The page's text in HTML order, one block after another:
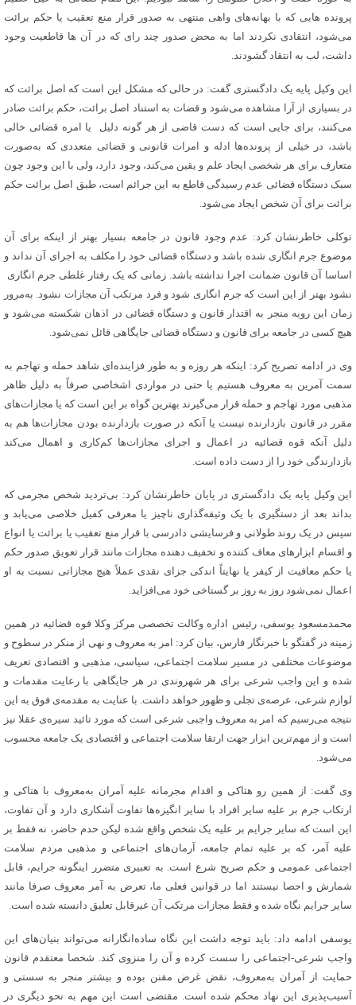
پرونده هایی که با بهانه‌های واهی منتهی به صدور قرار منع تعقیب یا حکم برائت
می‌شود، انتقادی نکردند اما به محض صدور چند رای که در آن ها قاطعیت وجود
داشت، لب به انتقاد گشودند.
این وکیل پایه یک دادگستری گفت: در حالی که مشکل این است که اصل برائت که
در بسیاری از آرا مشاهده می‌شود و قضات به استناد اصل برائت، حکم برائت صادر
می‌کنند، برای جایی است که دست قاضی از هر گونه دلیل یا امره قضائی خالی
باشد، در خیلی از پرونده‌ها ادله و امرات قانونی و قضائی متعددی که به‌صورت
متعارف برای هر شخصی ایجاد علم و یقین می‌کند، وجود دارد، ولی با این وجود چون
سبک دستگاه قضائی عدم رسیدگی قاطع به این جرائم است‌، طبق اصل برائت حکم
برائت برای آن شخص ایجاد می‌شود.
توکلی خاطرنشان کرد: عدم وجود قانون در جامعه بسیار بهتر از اینکه برای آن
موضوع جرم انگاری شده باشد و دستگاه قضائی خود را مکلف به اجرای آن نداند و
اساسا آن قانون ضمانت اجرا نداشته باشد. زمانی که یک رفتار غلطی جرم انگاری
نشود بهتر از این است که جرم انگاری شود و فرد مرتکب آن مجازات نشود. به‌مرور
زمان این رویه منجر به اقتدار قانون و دستگاه قضائی در اذهان شکسته می‌شود و
هیچ کسی در جامعه برای قانون و دستگاه قضائی جایگاهی قائل نمی‌شود.
وی در ادامه تصریح کرد: اینکه هر روزه و به طور فزاینده‌ای شاهد حمله و تهاجم به
سمت آمرین به معروف هستیم یا حتی در مواردی اشخاصی صرفاً به دلیل ظاهر
مذهبی مورد تهاجم و حمله قرار می‌گیرند بهترین گواه بر این است که یا مجازات‌های
مقرر در قانون بازدارنده نیست یا آنکه در صورت بازدارنده بودن مجازات‌ها هم به
دلیل آنکه قوه قضائیه در اعمال و اجرای مجازات‌ها کم‌کاری و اهمال می‌کند
بازدارندگی خود را از دست داده است.
این وکیل پایه یک دادگستری در پایان خاطرنشان کرد: بی‌تردید شخص مجرمی که
بداند بعد از دستگیری با یک وثیقه‌گذاری ناچیز یا معرفی کفیل خلاصی می‌یابد و
سپس در یک روند طولانی و فرسایشی دادرسی با قرار منع تعقیب یا برائت یا انواع
و اقسام ابزارهای معاف کننده و تخفیف دهنده مجازات مانند قرار تعویق صدور حکم
یا حکم معافیت از کیفر یا نهایتاً اندکی جزای نقدی عملاً هیچ مجازاتی نسبت به او
اعمال نمی‌شود روز به روز بر گستاخی خود می‌افزاید.
محمدمسعود یوسفی، رئیس اداره وکالت تخصصی مرکز وکلا قوه قضائیه در همین
زمینه در گفتگو با خبرنگار فارس، بیان کرد: امر به معروف و نهی از منکر در سطوح و
موضوعات مختلفی در مسیر سلامت اجتماعی، سیاسی، مذهبی و اقتصادی تعریف
شده و این واجب شرعی برای هر شهروندی در هر جایگاهی با رعایت مقدمات و
لوازم شرعی، عرصه‌ی تجلی و ظهور خواهد داشت. با عنایت به مقدمه‌ی فوق به این
نتیجه می‌رسیم که امر به معروف واجبی شرعی است که مورد تائید سیره‌ی عقلا نیز
است و از مهم‌ترین ابزار جهت ارتقا سلامت اجتماعی و اقتصادی یک جامعه محسوب
می‌شود.
وی گفت: از همین رو هتاکی و اقدام مجرمانه علیه آمران به‌معروف با هتاکی و
ارتکاب جرم بر علیه سایر افراد با سایر انگیزه‌ها تفاوت آشکاری دارد و آن تفاوت،
این است که سایر جرایم بر علیه یک شخص واقع شده لیکن حدم حاضر، نه فقط بر
علیه آمر، که بر علیه تمام جامعه، آرمان‌های اجتماعی و مذهبی مردم سلامت
اجتماعی عمومی و حکم صریح شرع است. به تعبیری متضرر اینگونه جرایم، قابل
شمارش و احصا نیستند اما در قوانین فعلی ما، تعرض به آمر معروف صرفا مانند
سایر جرایم نگاه شده و فقط مجازات مرتکب آن غیرقابل تعلیق دانسته شده است.
یوسفی ادامه داد: باید توجه داشت این نگاه ساده‌انگارانه می‌تواند بنیان‌های این
واجب شرعی-اجتماعی را سست کرده و آن را منزوی کند. شخصا معتقدم قانون
حمایت از آمران به‌معروف، نقض غرض مقنن بوده و بیشتر منجر به سستی و
آسیب‌پذیری این نهاد محکم شده است. مقتضی است این مهم به نحو دیگری در